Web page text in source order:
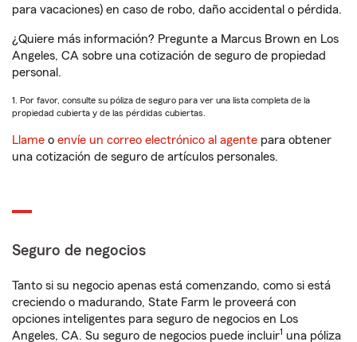
para vacaciones) en caso de robo, daño accidental o pérdida.
¿Quiere más información? Pregunte a Marcus Brown en Los
Angeles, CA sobre una cotización de seguro de propiedad
personal.
1. Por favor, consulte su póliza de seguro para ver una lista completa de la
propiedad cubierta y de las pérdidas cubiertas.
Llame o envíe un correo electrónico al agente para obtener
una cotización de seguro de artículos personales.
Seguro de negocios
Tanto si su negocio apenas está comenzando, como si está
creciendo o madurando, State Farm le proveerá con
opciones inteligentes para seguro de negocios en Los
Angeles, CA. Su seguro de negocios puede incluir1 una póliza